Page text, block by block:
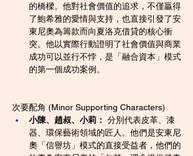
的橋樑。他對社會價值的追求，不僅贏得
了鮑希雅的愛情與支持，也直接引發了安
東尼奧為籌款而向夏洛克借貸的核心衝
突。他以實際行動證明了社會價值與商業
成功可以並行不悖，是「融合資本」模式
的第一個成功案例。
次要配角 (Minor Supporting Characters)
小陳、趙叔、小莉： 分別代表皮革、漆
器、環保藝術領域的匠人。他們是安東尼
奧「信譽坊」模式的直接受益者，他們的